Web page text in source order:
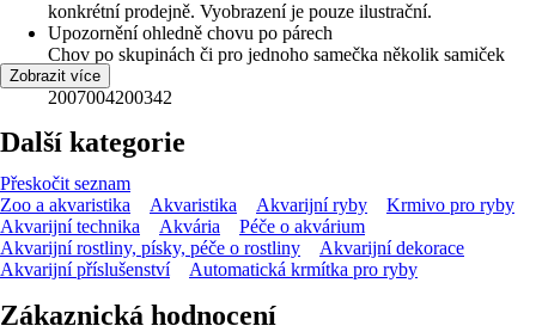
konkrétní prodejně. Vyobrazení je pouze ilustrační.
Upozornění ohledně chovu po párech
Chov po skupinách či pro jednoho samečka několik samiček
EAN
2007004200342
Zobrazit více
Další kategorie
Přeskočit seznam
Zoo a akvaristika
Akvaristika Akvarijní ryby
Krmivo pro ryby
Akvarijní technika
Akvária
Péče o akvárium
Akvarijní rostliny, písky, péče o rostliny
Akvarijní dekorace
Akvarijní příslušenství
Automatická krmítka pro ryby
Zákaznická hodnocení